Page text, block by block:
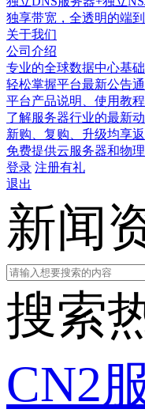
独享带宽，全透明的端
关于我们
公司介绍
专业的全球数据中心基
轻松掌握平台最新公告
平台产品说明、使用教
了解服务器行业的最新
新购、复购、升级均享
免费提供云服务器和物
登录 注册有礼
退出
新闻
搜索
CN2